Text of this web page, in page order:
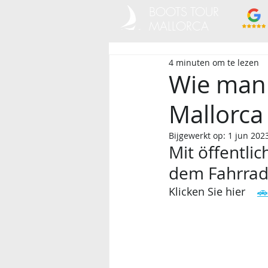
Wie
4 minuten om te lezen
Bijgewerkt op: 1 jun
Mit
dem
Klicken Sie hier